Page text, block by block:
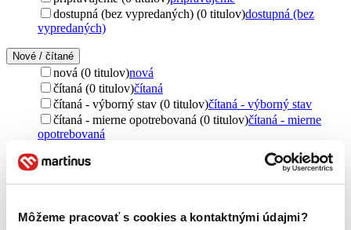
Môžeme pracovať s cookies a kontaktnými údajmi?
dostupná (bez vypredaných) (0 titulov)dostupná (bez
vypredaných)
Nové / čítané
nová (0 titulov)nová
čítaná (0 titulov)čítaná
čítaná - výborný stav (0 titulov)čítaná - výborný stav
čítaná - mierne opotrebovaná (0 titulov)čítaná - mierne
opotrebovaná
čítané verzie
vypredaných kníh